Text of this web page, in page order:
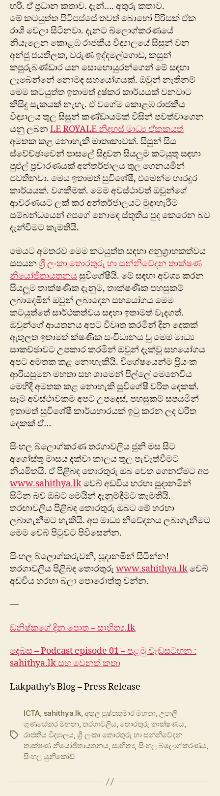
හරි. ඒ ප්‍රධාන කතාව. දැන්…. අතුරු කතාව.
මේ කටයුත්ත පිටිපස්සේ තවත් බොහෝ පිරිසක් ඒක
රාශී වෙලා සිටිනවා. දැනට බ්ලොග්කරණයේ
නියැලෙන කොළඹ රාජකීය විද්‍යාලයේ සිසුන් වන
අන්ජු ජයතිලක, වරුණ ඉද්දමල්ගොඩ, කසුන්
කපුරුබණ්ඩාර යන සොහොයුරන්ගෙන් මේ සඳහා
ලැබෙන්නේ නොමඳ සහයෝගයක්. ඔවුන් නැතිනම්
මෙම කටයුත්ත ඉතාමත් දුෂ්කර කාර්යයක් වනවාට
කිසිදු සැකයක් නැහැ. ඒ වගේම කොළඹ රාජකීය
විද්‍යාලය තුල සිසුන් කණ්ඩායමක් විසින් පවත්වාගෙන
යනු ලබන LE ROYALE නිදහස් මාධ්‍ය ඒකකයත්
අමතක කළ ‍නොහැකි මාතෘකාවක්. සිසුන් සිය
ස්වේච්ඡාවෙන් පාසලේ සිදුවන සියලුම කටයුතු සඳහා
පුළුල් ප්‍රචාරණයක් අන්තර්ජාලය තුල ගෙනයමින්
පවතිනවා. මෙය ඉතාමත් සුවිශේෂී, එමෙන්ම භාරදූර
කාර්යයක්. වගකීමක්. මෙම අවස්ථාවත් ඔවුන්ගේ
ආවරණයට ලක් කර අන්තර්ජාලයට මුදාහැරීම
සම්බන්ධයෙන් අපගේ නොමඳ ස්තූතිය පුද කෙරෙන බව
දැන්වීමට කැමතියි.
මෙයට අමතරව මෙම කටයුත්ත සඳහා අනුග්‍රාහකත්වය
සපයන ශ්‍රී ලංකා තොරතුරු හා සන්නි‍වේදන තාක්ෂණ
නි‍යෝජිතායතනයසුවිශේෂීයි. මේ සඳහා අවශ්‍ය කරන
සියලූම තාක්ෂණික දැනුම, තාක්ෂණික පහසුකම්
ලබාදෙමින් ඔවුන් ලබාදෙන සහයෝගය මෙම
කටයුත්තේ සාර්ථකත්වය සඳහා ඉතාමත් වැදගත්.
ඔවුන්ගේ ආයතනය අපට විවෘත කරමින් දින දෙකක්
ඇතුලත ඉතාමත් ක්ෂණික සංවිධානය වු මෙම මාධ්‍ය
සාකච්ඡාවට උපකාර කරමින් ඔවුන් දැක්වූ සහයෝගය
අපට අමතක කළ නොහැකියි. විශේෂයෙන්ම ප්‍රියංක
ආරියසුමන මහතා සහ ශාමෙන් පි‍ල්ලේ මෙනෙවිය
මෙ‍හිදී අමතක කළ නොහැකි සුවිශේෂී චරිත දෙකක්.
සෑම අවස්ථාවකම අපට උපදෙස්, පහසුකම් සපයමින්
ඉතාමත් සුවි‍ශේෂී කාර්යභාරයක් ඉටු කරන ලද චරිත
දෙකක් ඒ…
සිංහල බ්ලොග්කරණ තරගාවලිය ජුනි මස සිට
අ‍ගෝස්තු මාසය දක්වා කාලය තුල පැවැත්වීමට
නියමිතයි. ඒ පිළිබඳ තොරතුරු ඔබ වෙත ගෙනඒමට අප
www.sahithya.lkවෙබ් අඩවිය හරහා සුදානමින්
සිටින බව ඔබට මෙයින් දැනුම්දීමට කැමතියි.
තරඟාවලිය පිළිබඳ තොරතුරු ඔබට ‍මේ හරහා
ලබාගැනීමට හැකියි. අප මාධ්‍ය නිවේදනය ලබාගැනීමට
මෙම වෙබ් පිටුවට පිවිසෙන්න.
සිංහල බ්ලොග්කරුවනි, සූදානමින් සිටින්න!
තරගාවලිය පිළිබඳ තොරතුරු www.sahithya.lkවෙබ්
අඩවිය හරහා බලා පොරොත්තු වන්න.
—
ඩනිෂ්කගේ දින පොත – සාහිත්‍ය.lk
දෙබස – Podcast episode 01 – පළමු වැඩසටහන :
sahithya.lk සහ වෙනත් කතා
Lakpathy’s Blog – Press Release
Tags
ICTA, sahithya.lk,අතුල පුෂ්පකුමාර මහතා,උපාලි
ගුණසේකර මහතා,තරගාවලිය,තොරතුරු තාක්ෂණය,
රාජකීය විද්‍යාලය,ශ්‍රී ලංකා තොරතුරු හා සන්නිවේදන
තාක්ෂණ නියෝජිතායතනය,සාහිත්‍ය, සිංහල බ්ලොග්කරණය,
සිංහල යුනිකෝඩ්